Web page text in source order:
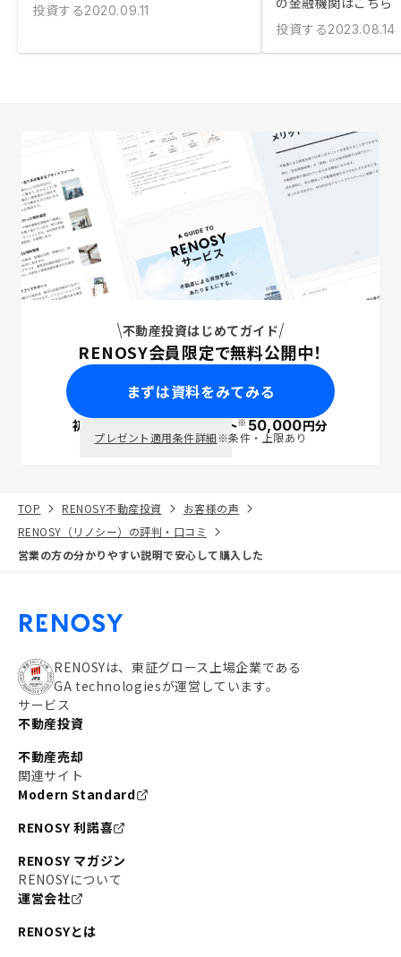
投資する2020.09.11
投資する2023.08.14
不動産投資はじめてガイド
RENOSY会員限定で無料公開中！
まずは資料をみてみる
初回面談で ポイント※50,000円分
プレゼント適用条件詳細※条件・上限あり
TOP RENOSY不動産投資
お客様の声
RENOSY（リノシー）の評判・口コミ
営業の方の分かりやすい説明で安心して購入した
RENOSYは、東証グロース上場企業である
GA technologiesが運営しています。
サービス
不動産投資
不動産売却
関連サイト
Modern Standard
RENOSY 利諾喜
RENOSY マガジン
RENOSYについて
運営会社
RENOSYとは